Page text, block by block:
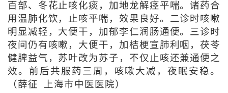
百部、冬花止咳化痰，加地龙解痉平喘。诸药合
用温肺化饮，止咳平喘，效果良好。二诊时咳嗽
明显减轻，大便干，加郁李仁润肠通便。三诊时
夜间仍有咳嗽，大便干，加桔梗宣肺利咽，茯苓
健脾益气，苏叶改为苏子，不仅止咳还兼通便之
效。前后共服药三周，咳嗽大减，夜眠安稳。
（薛征 上海市中医医院）